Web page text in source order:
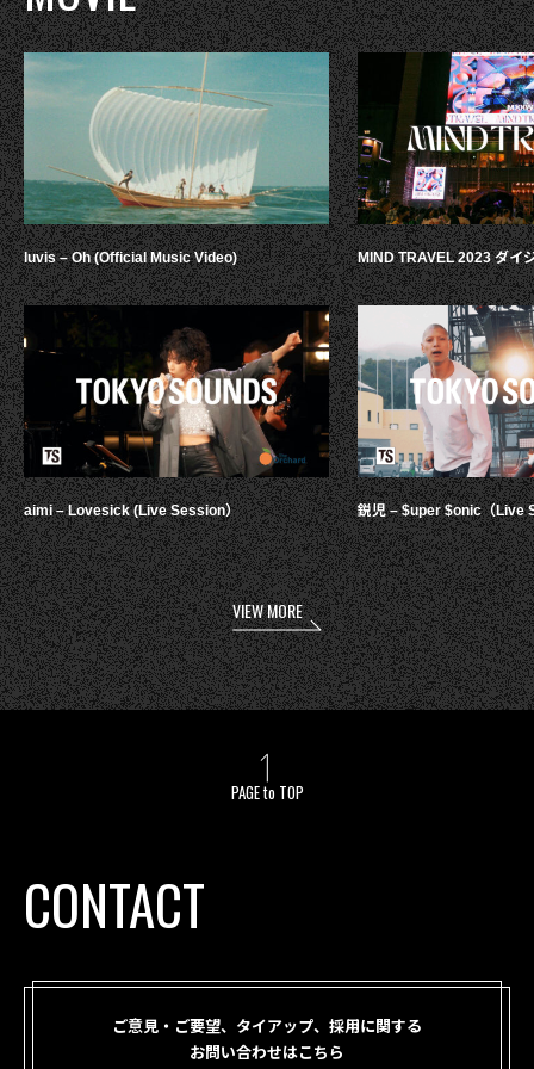
luvis – Oh (Official Music Video)
aimi – Lovesick (Live Session）
MIND TRAVEL 2023 ダイ
鋭児 – $uper $onic（Live
VIEW MORE
PAGE to TOP
CONTACT
ご意見・ご要望、タイアップ、採用に関する
お問い合わせはこちら